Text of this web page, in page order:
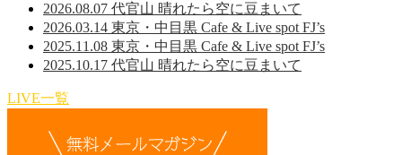
2026.08.07 代官山 晴れたら空に豆まいて
2026.03.14 東京・中目黒 Cafe & Live spot FJ’s
2025.11.08 東京・中目黒 Cafe & Live spot FJ’s
2025.10.17 代官山 晴れたら空に豆まいて
LIVE一覧